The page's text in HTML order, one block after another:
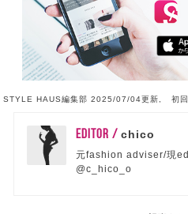
STYLE HAUS編集部 2025/07/04更新, 初
EDITOR /chico
元fashion adviser/現
@c_hico_o